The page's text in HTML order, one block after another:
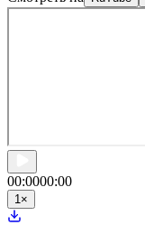
00:0000:00
1×